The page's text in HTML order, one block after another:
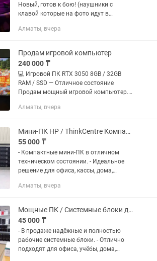
Новый, готов к бою! (наушники с
клавой которые на фото идут в
Процессор: Intel Core i3-9100F (до
Алматы, вчера
Продам игровой компьютер
240 000 ₸
💻 Игровой ПК RTX 3050 8GB / 32GB
RAM / SSD — Отличное состояние
Продам мощный игровой компьютер.
игр, работы и учёбы. Всё работает
Алматы, вчера
Мини-ПК HP / ThinkCentre Компактный и мощный компьютер
55 000 ₸
- Компактные мини-ПК в отличном
техническом состоянии. - Идеальное
решение для офиса, кассы, дома,
Занимает минимум места и работает
Алматы, вчера
Мощные ПК / Системные блоки для работы, учёбы и игр
45 000 ₸
- В продаже надёжные и полностью
рабочие системные блоки. - Отлично
подходят для офиса, учёбы, дома,